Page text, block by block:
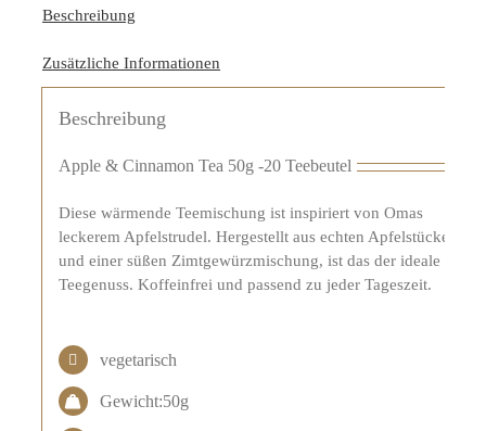
Beschreibung
Zusätzliche Informationen
Beschreibung
Apple & Cinnamon Tea 50g -20 Teebeutel
Diese wärmende Teemischung ist inspiriert von Omas
leckerem Apfelstrudel. Hergestellt aus echten Apfelstücken
und einer süßen Zimtgewürzmischung, ist das der ideale
Teegenuss. Koffeinfrei und passend zu jeder Tageszeit.
vegetarisch
Gewicht:50g